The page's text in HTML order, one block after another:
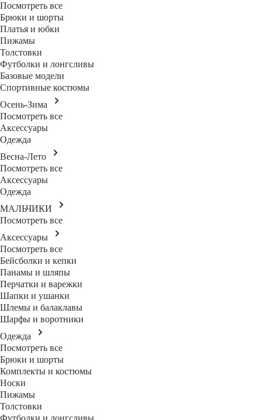
Посмотреть все
Брюки и шорты
Платья и юбки
Пижамы
Толстовки
Футболки и лонгсливы
Базовые модели
Спортивные костюмы
Осень-Зима
Посмотреть все
Аксессуары
Одежда
Весна-Лето
Посмотреть все
Аксессуары
Одежда
МАЛЬЧИКИ
Посмотреть все
Аксессуары
Посмотреть все
Бейсболки и кепки
Панамы и шляпы
Перчатки и варежки
Шапки и ушанки
Шлемы и балаклавы
Шарфы и воротники
Одежда
Посмотреть все
Брюки и шорты
Комплекты и костюмы
Носки
Пижамы
Толстовки
Футболки и лонгсливы